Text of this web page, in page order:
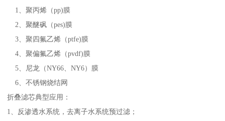
1、聚丙烯（pp)膜
2、聚醚砜（pes)膜
3、聚四氟乙烯（ptfe)膜
4、聚偏氟乙烯（pvdf)膜
5、尼龙（NY66、NY6）膜
6、不锈钢烧结网
折叠滤芯典型应用：
1、反渗透水系统，去离子水系统预过滤；